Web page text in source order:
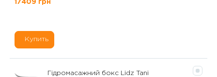
17409 грн
Купить
Гідромасажний бокс Lidz Tani